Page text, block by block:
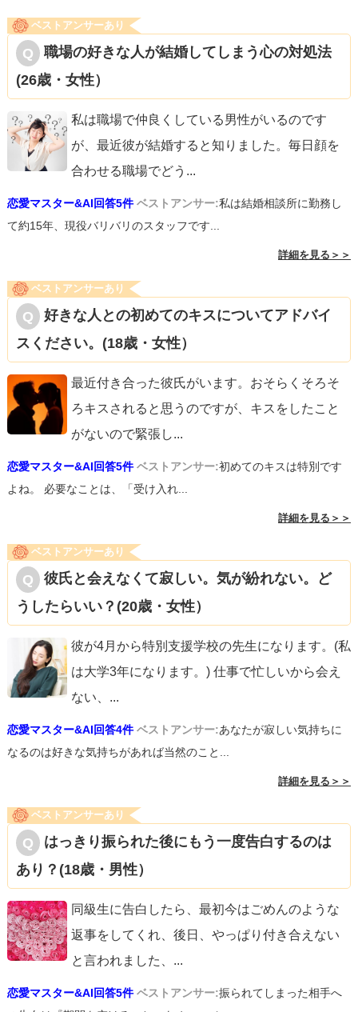
ベストアンサーあり
職場の好きな人が結婚してしまう心の対処法
(26歳・女性）
私は職場で仲良くしている男性がいるのです
が、最近彼が結婚すると知りました。毎日顔を
合わせる職場でどう ...
恋愛マスター&AI回答5件 ベストアンサー:私は結婚相談所に勤務し
て約15年、現役バリバリのスタッフです...
詳細を見る＞＞
ベストアンサーあり
好きな人との初めてのキスについてアドバイ
スください。(18歳・女性）
最近付き合った彼氏がいます。おそらくそろそ
ろキスされると思うのですが、キスをしたこと
がないので緊張し...
恋愛マスター&AI回答5件 ベストアンサー:初めてのキスは特別です
よね。 必要なことは、「受け入れ...
詳細を見る＞＞
ベストアンサーあり
彼氏と会えなくて寂しい。気が紛れない。ど
うしたらいい？(20歳・女性）
彼が4月から特別支援学校の先生になります。(私
は大学3年になります。) 仕事で忙しいから会え
ない、 ...
恋愛マスター&AI回答4件 ベストアンサー:あなたが寂しい気持ちに
なるのは好きな気持ちがあれば当然のこと...
詳細を見る＞＞
ベストアンサーあり
はっきり振られた後にもう一度告白するのは
あり？(18歳・男性）
同級生に告白したら、最初今はごめんのような
返事をしてくれ、後日、やっぱり付き合えない
と言われました、 ...
恋愛マスター&AI回答5件 ベストアンサー:振られてしまった相手へ